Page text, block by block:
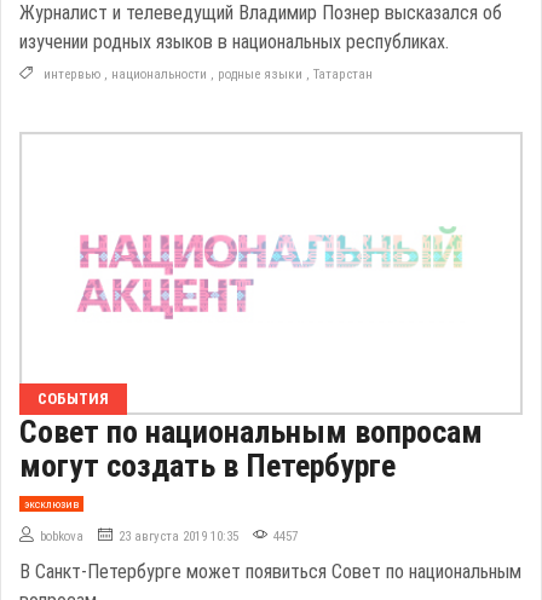
Журналист и телеведущий Владимир Познер высказался об
изучении родных языков в национальных республиках.
интервью , национальности , родные языки , Татарстан
СОБЫТИЯ
Совет по национальным вопросам
могут создать в Петербурге
эксклюзив
bobkova 23 августа 2019 10:35 4457
В Санкт-Петербурге может появиться Совет по национальным